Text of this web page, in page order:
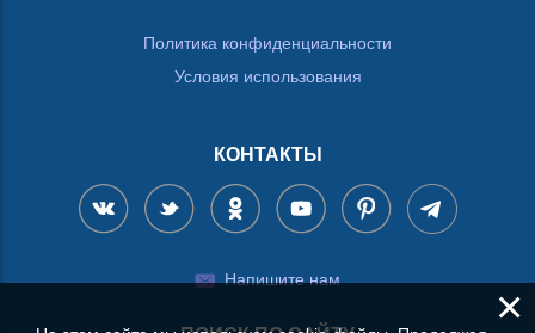
Политика конфиденциальности
Условия использования
КОНТАКТЫ
Напишите нам
×